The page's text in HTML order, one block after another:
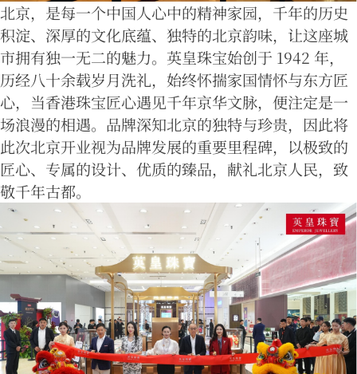
北京，是每一个中国人心中的精神家园，千年的历史
积淀、深厚的文化底蕴、独特的北京韵味，让这座城
市拥有独一无二的魅力。英皇珠宝始创于 1942 年，
历经八十余载岁月洗礼，始终怀揣家国情怀与东方匠
心，当香港珠宝匠心遇见千年京华文脉，便注定是一
场浪漫的相遇。品牌深知北京的独特与珍贵，因此将
此次北京开业视为品牌发展的重要里程碑，以极致的
匠心、专属的设计、优质的臻品，献礼北京人民，致
敬千年古都。